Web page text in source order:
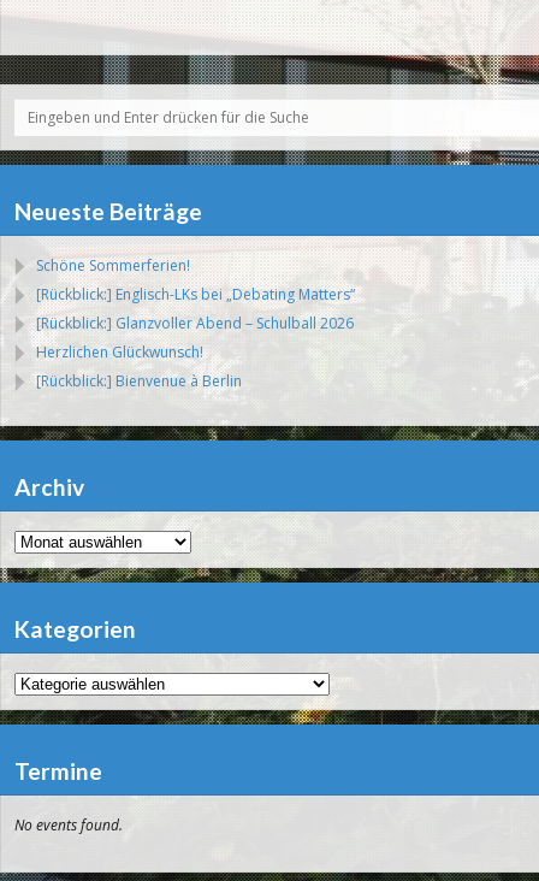
Neueste Beiträge
Schöne Sommerferien!
[Rückblick:] Englisch-LKs bei „Debating Matters“
[Rückblick:] Glanzvoller Abend – Schulball 2026
Herzlichen Glückwunsch!
[Rückblick:] Bienvenue à Berlin
Archiv
Archiv
Kategorien
Kategorien
Termine
No events found.